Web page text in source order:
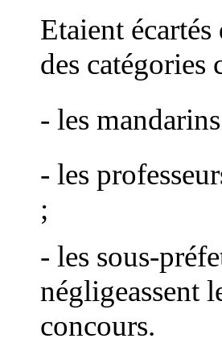
Etaient
des catégories
- les
- les
;
- les sous-
négligeassent
concours.